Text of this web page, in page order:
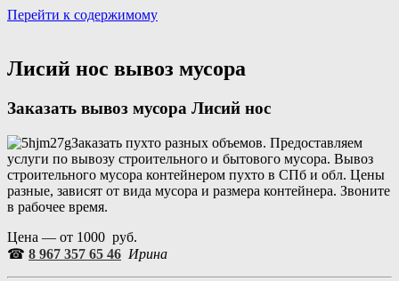
Перейти к содержимому
Лисий нос вывоз мусора
Заказать вывоз мусора Лисий нос
Заказать пухто разных объемов. Предоставляем
услуги по вывозу строительного и бытового мусора. Вывоз
строительного мусора контейнером пухто в СПб и обл. Цены
разные, зависят от вида мусора и размера контейнера. Звоните
в рабочее время.
Цена — от 1000 руб.
☎ 8 967 357 65 46 Ирина